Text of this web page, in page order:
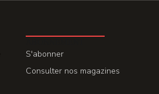
S'abonner
Consulter nos magazines